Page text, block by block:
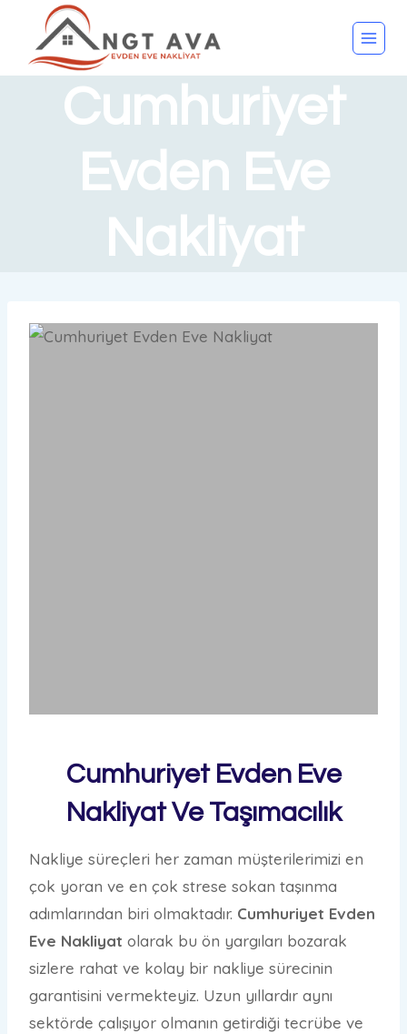
Cumhuriyet
Evden Eve
Nakliyat
Cumhuriyet Evden Eve
Nakliyat Ve Taşımacılık
Nakliye süreçleri her zaman müşterilerimizi en
çok yoran ve en çok strese sokan taşınma
adımlarından biri olmaktadır. Cumhuriyet Evden
Eve Nakliyat olarak bu ön yargıları bozarak
sizlere rahat ve kolay bir nakliye sürecinin
garantisini vermekteyiz. Uzun yıllardır aynı
sektörde çalışıyor olmanın getirdiği tecrübe ve